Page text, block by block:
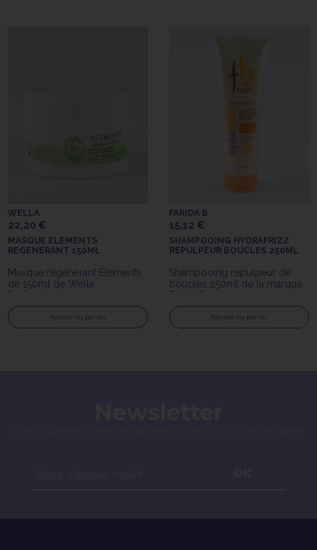
WELLA
22,20 €
MASQUE ELEMENTS
REGENERANT 150ML
Masque régénérant Elements
de 150ml de Wella
Professionals
Ajouter au panier
FARIDA B
15,12 €
SHAMPOOING HYDRAFRIZZ
REPULPEUR BOUCLES 250ML
Shampooing repulpeur de
boucles 250ml de la marque
Farida B
Ajouter au panier